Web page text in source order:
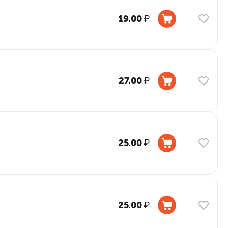
19.00₽
27.00₽
25.00₽
25.00₽